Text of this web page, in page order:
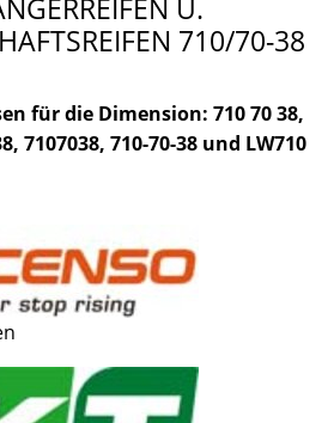
U.
710/70-38
für die Dimension: 710 70 38,
7107038, 710-70-38 und LW710